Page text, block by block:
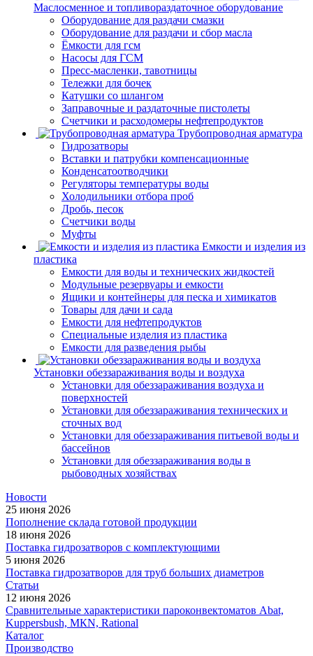
Маслосменное и топливораздаточное оборудование
Оборудование для раздачи смазки
Оборудование для раздачи и сбор масла
Ёмкости для гсм
Насосы для ГСМ
Пресс-масленки, тавотницы
Тележки для бочек
Катушки со шлангом
Заправочные и раздаточные пистолеты
Счетчики и расходомеры нефтепродуктов
Трубопроводная арматура
Гидрозатворы
Вставки и патрубки компенсационные
Конденсатоотводчики
Регуляторы температуры воды
Холодильники отбора проб
Дробь, песок
Счетчики воды
Муфты
Емкости и изделия из
пластика
Емкости для воды и технических жидкостей
Модульные резервуары и емкости
Ящики и контейнеры для песка и химикатов
Товары для дачи и сада
Емкости для нефтепродуктов
Специальные изделия из пластика
Емкости для разведения рыбы
Установки обеззараживания воды и воздуха
Установки для обеззараживания воздуха и
поверхностей
Установки для обеззараживания технических и
сточных вод
Установки для обеззараживания питьевой воды и
бассейнов
Установки для обеззараживания воды в
рыбоводных хозяйствах
Новости
25 июня 2026
Пополнение склада готовой продукции
18 июня 2026
Поставка гидрозатворов с комплектующими
5 июня 2026
Поставка гидрозатворов для труб больших диаметров
Статьи
12 июня 2026
Сравнительные характеристики пароконвектоматов Abat,
Kuppersbush, МКN, Rational
Каталог
Производство